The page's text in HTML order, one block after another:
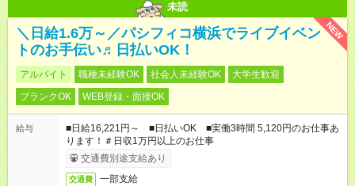
未読
NEW
＼日給1.6万～／パシフィコ横浜でライブイベン
トのお手伝い♬日払いOK！
アルバイト 職種未経験OK 社会人未経験OK
大学生歓迎
ブランクOK
WEB登録・面接OK
給与
■日給16,221円～ ■日払いOK ■実働3時間 5,120円のお仕事あ
ります！＃日収1万円以上のお仕事
交通費別途支給あり
交通費 一部支給